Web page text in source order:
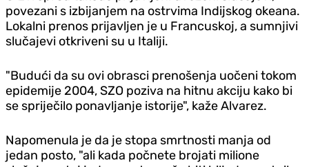
povezani s izbijanjem na ostrvima Indijskog okeana.
Lokalni prenos prijavljen je u Francuskoj, a sumnjivi
slučajevi otkriveni su u Italiji.
"Budući da su ovi obrasci prenošenja uočeni tokom
epidemije 2004, SZO poziva na hitnu akciju kako bi
se spriječilo ponavljanje istorije", kaže Alvarez.
Napomenula je da je stopa smrtnosti manja od
jedan posto, "ali kada počnete brojati milione